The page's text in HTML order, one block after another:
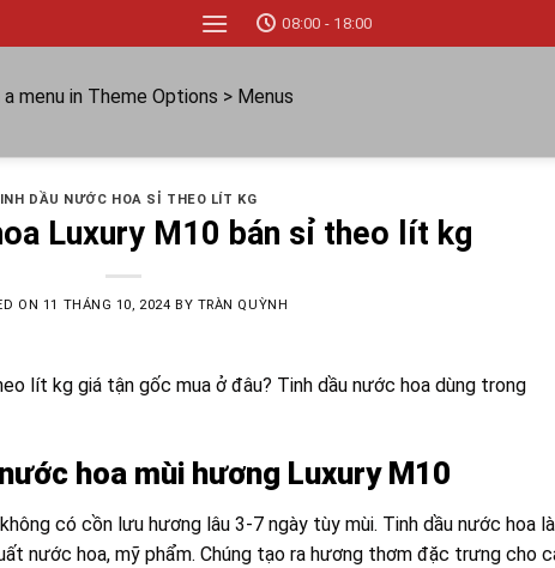
08:00 - 18:00
a menu in Theme Options > Menus
DẦU NƯỚC HOA SỈ THEO LÍT KG
Luxury M10 bán sỉ theo lít kg
ON 11 THÁNG 10, 2024 BY TRÀN QUỲNH
lít kg giá tận gốc mua ở đâu? Tinh dầu nước hoa dùng trong
hoa mùi hương Luxury M10
có cồn lưu hương lâu 3-7 ngày tùy mùi. Tinh dầu nước hoa là
nước hoa, mỹ phẩm. Chúng tạo ra hương thơm đặc trưng cho